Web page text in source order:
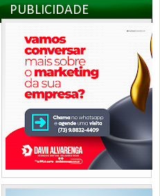
PUBLICIDADE